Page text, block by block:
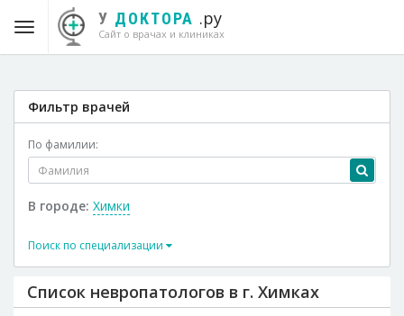
У ДОКТОРА .ру
Сайт о врачах и клиниках
Фильтр врачей
По фамилии:
В городе: Химки
Поиск по специализации
Список невропатологов в г. Химках